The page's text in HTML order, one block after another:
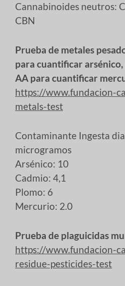
Cannabinoides neutros:
CBN
Prueba de metales
para cuantificar
AA para cuantificar
https://www.fundacion-
metals-test
Contaminante Ingesta
microgramos
Arsénico: 10
Cadmio: 4,1
Plomo: 6
Mercurio: 2.0
Prueba de plaguicidas
https://www.fundacion-
residue-pesticides-test